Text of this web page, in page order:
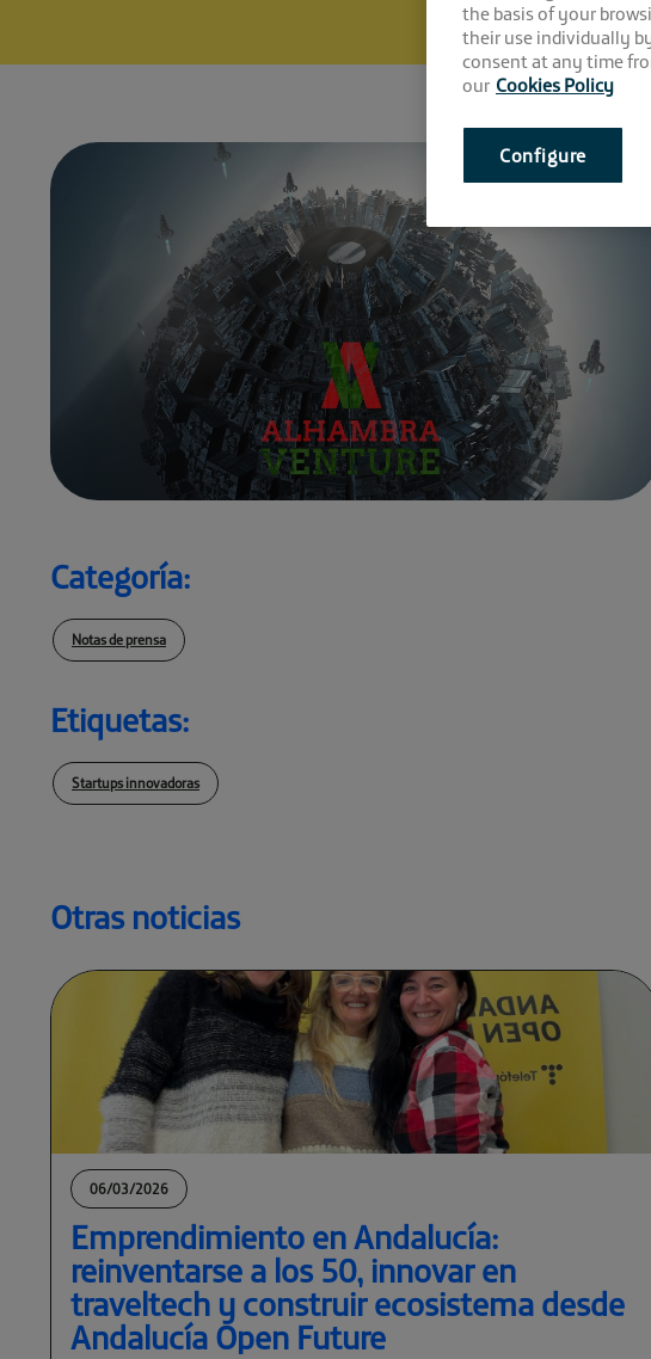
Categoría:
Notas de prensa
Etiquetas:
Startups innovadoras
Otras noticias
06/03/2026
Emprendimiento en Andalucía:
reinventarse a los 50, innovar en
traveltech y construir ecosistema desde
Andalucía Open Future
the basis of your
their use individually
consent at any time
our Cookies Policy
Configure